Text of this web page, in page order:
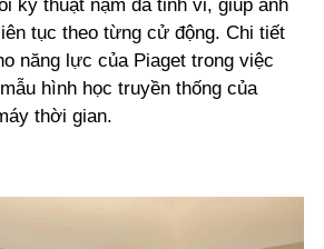
kỹ thuật nạm đá tinh vi, giúp ánh
tục theo từng cử động. Chi tiết
năng lực của Piaget trong việc
hình học truyền thống của
thời gian.